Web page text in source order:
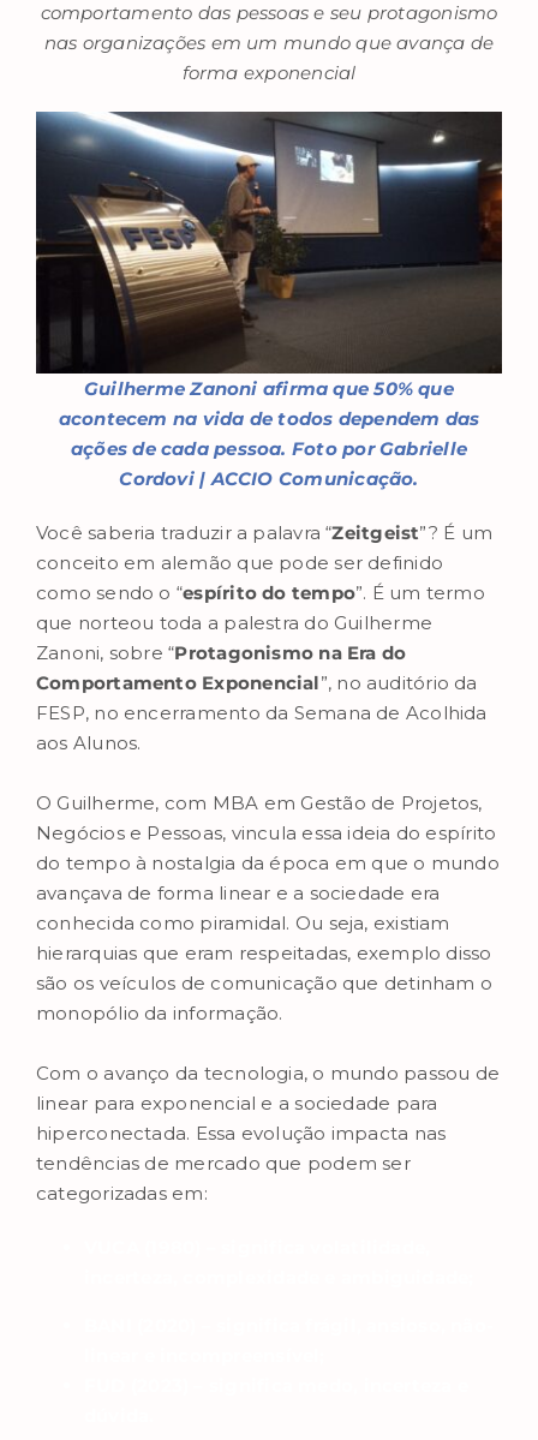
comportamento das pessoas e seu protagonismo
nas organizações em um mundo que avança de
forma exponencial
Guilherme Zanoni afirma que 50% que
acontecem na vida de todos dependem das
ações de cada pessoa. Foto por Gabrielle
Cordovi | ACCIO Comunicação.
Você saberia traduzir a palavra “Zeitgeist”? É um
conceito em alemão que pode ser definido
como sendo o “espírito do tempo”. É um termo
que norteou toda a palestra do Guilherme
Zanoni, sobre “Protagonismo na Era do
Comportamento Exponencial”, no auditório da
FESP, no encerramento da Semana de Acolhida
aos Alunos.
O Guilherme, com MBA em Gestão de Projetos,
Negócios e Pessoas, vincula essa ideia do espírito
do tempo à nostalgia da época em que o mundo
avançava de forma linear e a sociedade era
conhecida como piramidal. Ou seja, existiam
hierarquias que eram respeitadas, exemplo disso
são os veículos de comunicação que detinham o
monopólio da informação.
Com o avanço da tecnologia, o mundo passou de
linear para exponencial e a sociedade para
hiperconectada. Essa evolução impacta nas
tendências de mercado que podem ser
categorizadas em: